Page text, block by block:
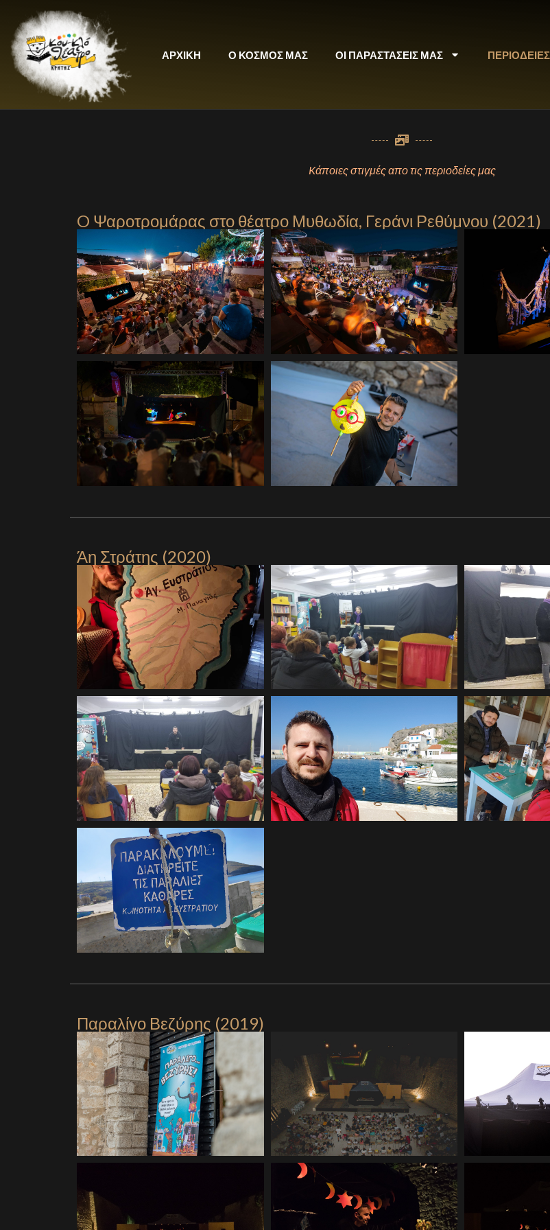
ΑΡΧΙΚΗ Ο ΚΟΣΜΟΣ ΜΑΣ ΟΙ ΠΑΡΑΣΤΑΣΕΙΣ ΜΑΣ ΠΕΡΙΟΔΕΙΕΣ
Kάποιες στιγμές απο τις περιοδείες μας
O Ψαροτρομάρας στο θέατρο Μυθωδία, Γεράνι Ρεθύμνου (2021)
Άη Στράτης (2020)
Παραλίγο Βεζύρης (2019)